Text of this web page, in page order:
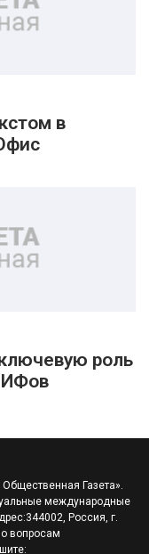
в
роль
Газета».
международные
Россия, г.
вопросам